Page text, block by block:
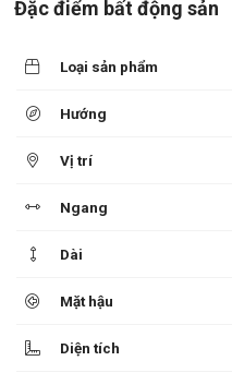
Đặc điểm bất động sản
Loại sản phẩm
Hướng
Vị trí
Ngang
Dài
Mặt hậu
Diện tích